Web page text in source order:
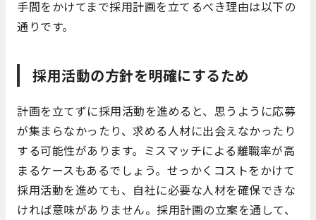
手間をかけてまで採用計画を立てるべき理由は以下の
通りです。
採用活動の方針を明確にするため
計画を立てずに採用活動を進めると、思うように応募
が集まらなかったり、求める人材に出会えなかったり
する可能性があります。ミスマッチによる離職率が高
まるケースもあるでしょう。せっかくコストをかけて
採用活動を進めても、自社に必要な人材を確保できな
ければ意味がありません。採用計画の立案を通して、